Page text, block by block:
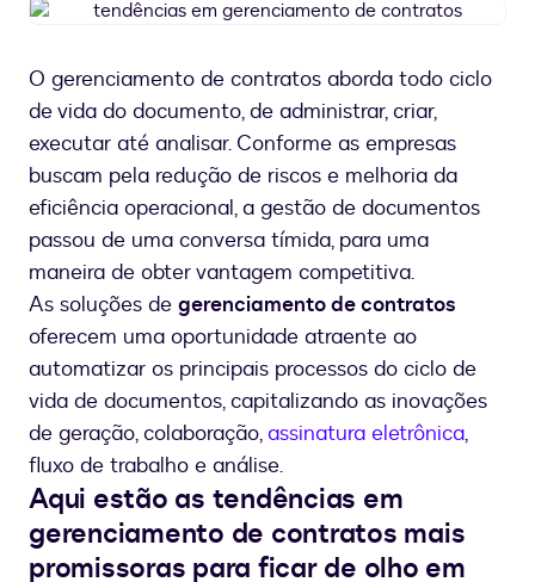
tendências
de
contratos
O gerenciamento de contratos aborda todo ciclo
de vida do documento, de administrar, criar,
executar até analisar. Conforme as empresas
buscam pela redução de riscos e melhoria da
eficiência operacional, a gestão de documentos
passou de uma conversa tímida, para uma
maneira de obter vantagem competitiva.
As soluções de gerenciamento de contratos
oferecem uma oportunidade atraente ao
automatizar os principais processos do ciclo de
vida de documentos, capitalizando as inovações
de geração, colaboração,assinatura eletrônica,
fluxo de trabalho e análise.
Aqui estão as tendências em
gerenciamento de contratos mais
promissoras para ficar de olho em